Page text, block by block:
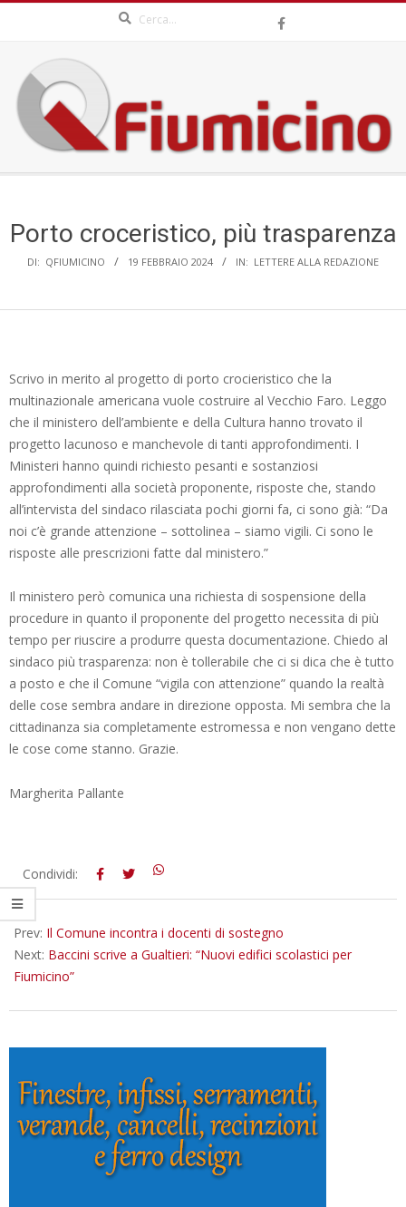
content
QFIUMICINO.COM
Menu
Porto croceristico, più trasparenza
DI: QFIUMICINO 19 FEBBRAIO 2024 IN: LETTERE ALLA REDAZIONE
Scrivo in merito al progetto di porto crocieristico che la
multinazionale americana vuole costruire al Vecchio Faro. Leggo
che il ministero dell’ambiente e della Cultura hanno trovato il
progetto lacunoso e manchevole di tanti approfondimenti. I
Ministeri hanno quindi richiesto pesanti e sostanziosi
approfondimenti alla società proponente, risposte che, stando
all’intervista del sindaco rilasciata pochi giorni fa, ci sono già: “Da
noi c’è grande attenzione – sottolinea – siamo vigili. Ci sono le
risposte alle prescrizioni fatte dal ministero.”
Il ministero però comunica una richiesta di sospensione della
procedure in quanto il proponente del progetto necessita di più
tempo per riuscire a produrre questa documentazione. Chiedo al
sindaco più trasparenza: non è tollerabile che ci si dica che è tutto
a posto e che il Comune “vigila con attenzione” quando la realtà
delle cose sembra andare in direzione opposta. Mi sembra che la
cittadinanza sia completamente estromessa e non vengano dette
le cose come stanno. Grazie.
Margherita Pallante
2024-
02-
19
Condividi:
Prev: Il Comune incontra i docenti di sostegno
Next: Baccini scrive a Gualtieri: “Nuovi edifici scolastici per
Fiumicino”